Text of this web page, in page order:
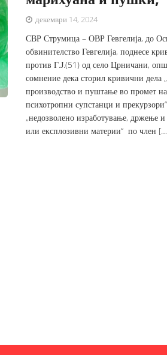
декември 14, 2024
СВР Струмица – ОВР Гевгелија, до
обвинителство Гевгелија, поднесе
против Г.Ј.(51) од село Црничани,
сомнение дека сторил кривични дела
производство и пуштање во промет
психотропни супстанци и
„недозволено изработување, држење
или експлозивни материи“ по член